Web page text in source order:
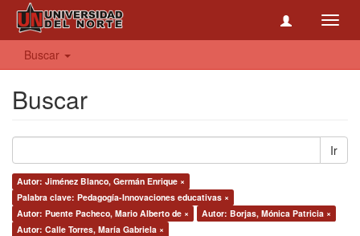
Buscar
Buscar
Ir
Autor: Jiménez Blanco, Germán Enrique ×
Palabra clave: Pedagogía-Innovaciones educativas ×
Autor: Puente Pacheco, Mario Alberto de ×
Autor: Borjas, Mónica Patricia ×
Autor: Calle Torres, María Gabriela ×